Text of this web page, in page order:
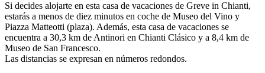
Si decides alojarte en esta casa de vacaciones de Greve in Chianti,
estarás a menos de diez minutos en coche de Museo del Vino y
Piazza Matteotti (plaza). Además, esta casa de vacaciones se
encuentra a 30,3 km de Antinori en Chianti Clásico y a 8,4 km de
Museo de San Francesco.
Las distancias se expresan en números redondos.